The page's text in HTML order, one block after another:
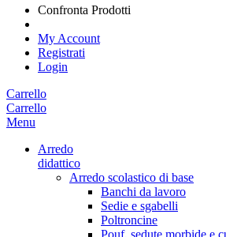
Confronta Prodotti
My Account
Registrati
Login
Carrello
Carrello
Menu
Arredo
didattico
Arredo scolastico di base
Banchi da lavoro
Sedie e sgabelli
Poltroncine
Pouf, sedute morbide e